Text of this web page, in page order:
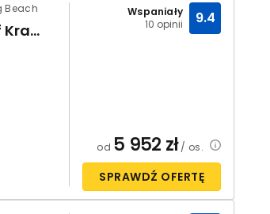
Beach
Avani Aonang Cliff Krabi Resort
Wspaniały
10 opinii
9.4
od 5 952 zł/ os.
SPRAWDŹ OFERTĘ